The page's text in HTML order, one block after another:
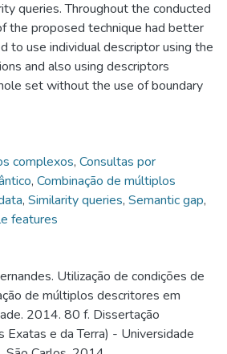
queries. Throughout the conducted
the proposed technique had better
to use individual descriptor using the
and also using descriptors
set without the use of boundary
complexos, Consultas por
, Combinação de múltiplos
, Similarity queries, Semantic gap,
features
Utilização de condições de
de múltiplos descritores em
2014. 80 f. Dissertação
Exatas e da Terra) - Universidade